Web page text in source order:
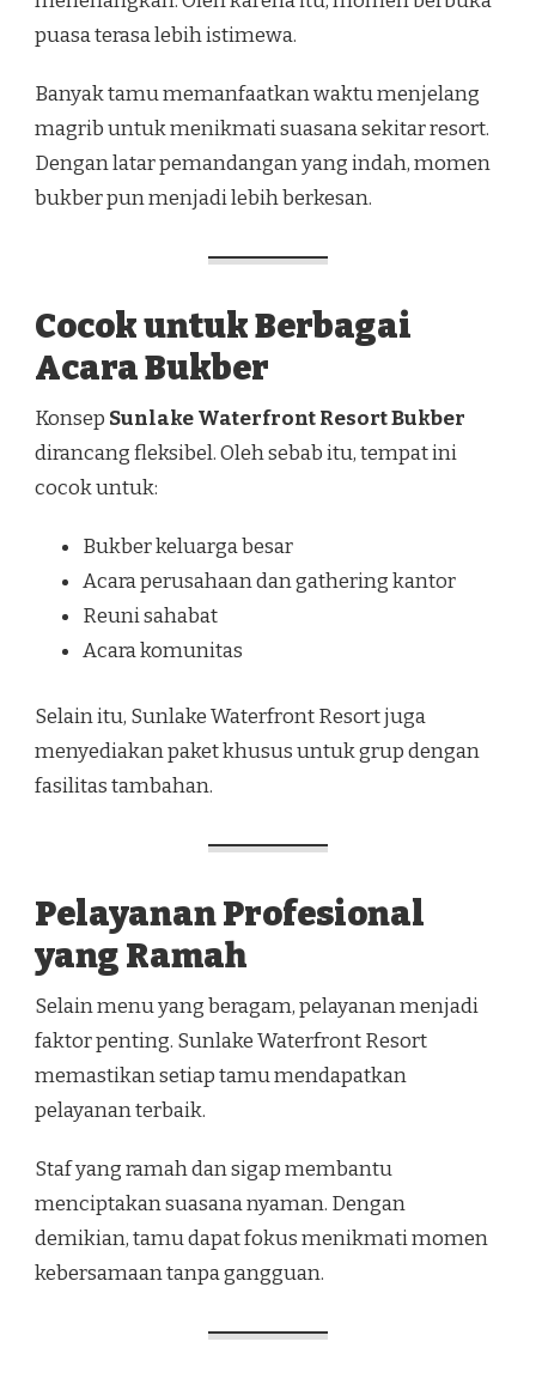
puasa terasa lebih istimewa.
Banyak tamu memanfaatkan waktu menjelang
magrib untuk menikmati suasana sekitar resort.
Dengan latar pemandangan yang indah, momen
bukber pun menjadi lebih berkesan.
Cocok untuk Berbagai
Acara Bukber
Konsep Sunlake Waterfront Resort Bukber
dirancang fleksibel. Oleh sebab itu, tempat ini
cocok untuk:
Bukber keluarga besar
Acara perusahaan dan gathering kantor
Reuni sahabat
Acara komunitas
Selain itu, Sunlake Waterfront Resort juga
menyediakan paket khusus untuk grup dengan
fasilitas tambahan.
Pelayanan Profesional
yang Ramah
Selain menu yang beragam, pelayanan menjadi
faktor penting. Sunlake Waterfront Resort
memastikan setiap tamu mendapatkan
pelayanan terbaik.
Staf yang ramah dan sigap membantu
menciptakan suasana nyaman. Dengan
demikian, tamu dapat fokus menikmati momen
kebersamaan tanpa gangguan.